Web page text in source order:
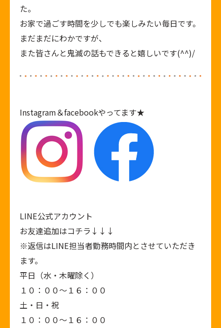
た。
お家で過ごす時間を少しでも楽しみたい毎日です。
まだまだにわかですが、
また皆さんと鬼滅の話もできると嬉しいです(^^)/
Instagram＆facebookやってます★
LINE公式アカウント
お友達追加はコチラ↓↓↓
※返信はLINE担当者勤務時間内とさせていただき
ます。
平日（水・木曜除く）
１０：００～１６：００
土・日・祝
１０：００～１６：００